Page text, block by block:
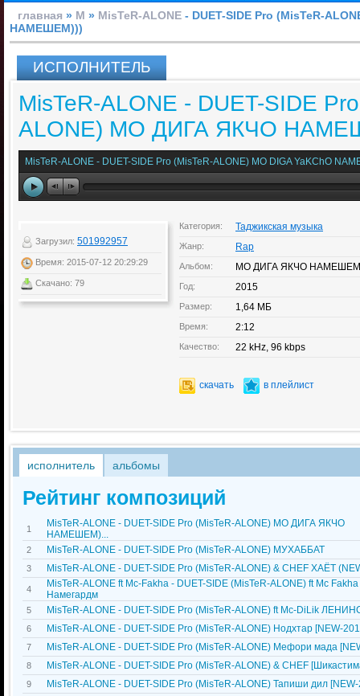
главная » M » MisTeR-ALONE - DUET-SIDE Pro (MisTeR-
НАМЕШЕМ)))
ИСПОЛНИТЕЛЬ
MisTeR-ALONE - DUET-SIDE
ALONE) МО ДИГА ЯКЧО
MisTeR-ALONE - DUET-SIDE Pro (MisTeR-ALONE) MO DIGA YaKChO
Загрузил: 501992957
Время: 2015-07-12 20:29:29
Скачано: 79
Категория: Таджикская музыка
Жанр: Rap
Альбом: МО ДИГА ЯКЧО НАМЕШЕМ
Год: 2015
Размер: 1,64 МБ
Время: 2:12
Качество: 22 kHz, 96 kbps
скачать в плейлист
исполнитель альбомы
Рейтинг композиций
1
MisTeR-ALONE - DUET-SIDE Pro (MisTeR-ALONE) МО ДИГА ЯКЧО
НАМЕШЕМ)...
2 MisTeR-ALONE - DUET-SIDE Pro (MisTeR-ALONE) МУХАББАТ
3 MisTeR-ALONE - DUET-SIDE Pro (MisTeR-ALONE) & CHEF ХАЁТ
4
MisTeR-ALONE ft Mc-Fakha - DUET-SIDE (MisTeR-ALONE) ft Mc
Намегардм
5 MisTeR-ALONE - DUET-SIDE Pro (MisTeR-ALONE) ft Mc-DiLik
6 MisTeR-ALONE - DUET-SIDE Pro (MisTeR-ALONE) Нодхтар [NEW-
7 MisTeR-ALONE - DUET-SIDE Pro (MisTeR-ALONE) Мефори мада
8 MisTeR-ALONE - DUET-SIDE Pro (MisTeR-ALONE) & CHEF
9 MisTeR-ALONE - DUET-SIDE Pro (MisTeR-ALONE) Тапиши дил